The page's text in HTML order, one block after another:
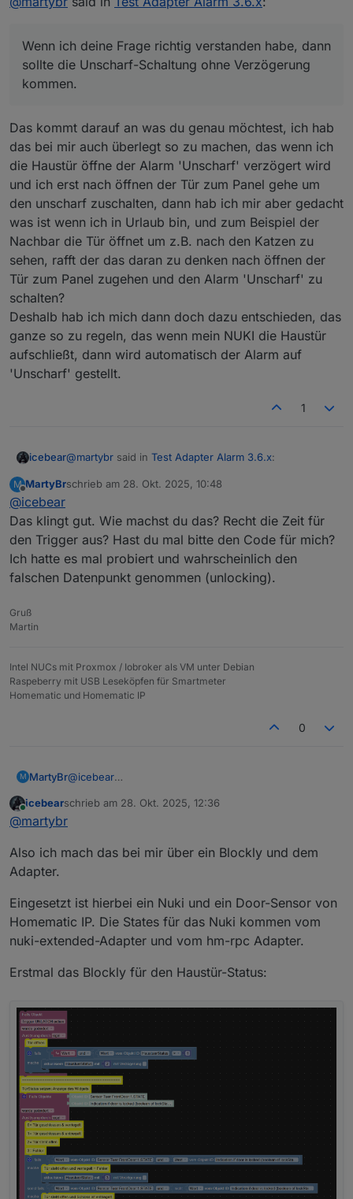
Alarm verzögert ein und habe dann 1 Minute Zeit das
Haus zu verlassen.
Wenn ich deine Frage richtig verstanden habe, dann
sollte die Unscharf-Schaltung ohne Verzögerung
kommen.
Das kommt darauf an was du genau möchtest, ich hab
das bei mir auch überlegt so zu machen, das wenn ich
die Haustür öffne der Alarm 'Unscharf' verzögert wird
und ich erst nach öffnen der Tür zum Panel gehe um
den unscharf zuschalten, dann hab ich mir aber gedacht
was ist wenn ich in Urlaub bin, und zum Beispiel der
Nachbar die Tür öffnet um z.B. nach den Katzen zu
sehen, rafft der das daran zu denken nach öffnen der
Tür zum Panel zugehen und den Alarm 'Unscharf' zu
schalten?
Deshalb hab ich mich dann doch dazu entschieden, das
ganze so zu regeln, das wenn mein NUKI die Haustür
aufschließt, dann wird automatisch der Alarm auf
'Unscharf' gestellt.
1
icebear@martybr said in Test Adapter Alarm 3.6.x:
dann sollte die Unscharf-Schaltung ohne
Verzögerung kommen.
Das kommt darauf an was du genau möchtest, ich hab
das bei mir auch überlegt so zu machen, das wenn ich
die Haustür öffne der Alarm 'Unscharf' verzögert wird
und ich erst nach öffnen der Tür zum Panel gehe um
den unscharf zuschalten, dann hab ich mir aber
'Unscharf' zu schalten?
Deshalb hab ich mich dann doch dazu entschieden,
das ganze so zu regeln, das wenn mein NUKI die
M
Offline
MartyBrschrieb am 28. Okt. 2025, 10:48
zuletzt editiert von
@icebear
Das klingt gut. Wie machst du das? Recht die Zeit für
den Trigger aus? Hast du mal bitte den Code für mich?
Ich hatte es mal probiert und wahrscheinlich den
falschen Datenpunkt genommen (unlocking).
Gruß
Martin
Intel NUCs mit Proxmox / Iobroker als VM unter Debian
Raspeberry mit USB Leseköpfen für Smartmeter
Homematic und Homematic IP
0
M MartyBr@icebear
den Trigger aus? Hast du mal bitte den Code für mich?
Online
icebearschrieb am 28. Okt. 2025, 12:36
zuletzt editiert von
@martybr
Also ich mach das bei mir über ein Blockly und dem
Adapter.
Eingesetzt ist hierbei ein Nuki und ein Door-Sensor von
Homematic IP. Die States für das Nuki kommen vom
nuki-extended-Adapter und vom hm-rpc Adapter.
Erstmal das Blockly für den Haustür-Status: